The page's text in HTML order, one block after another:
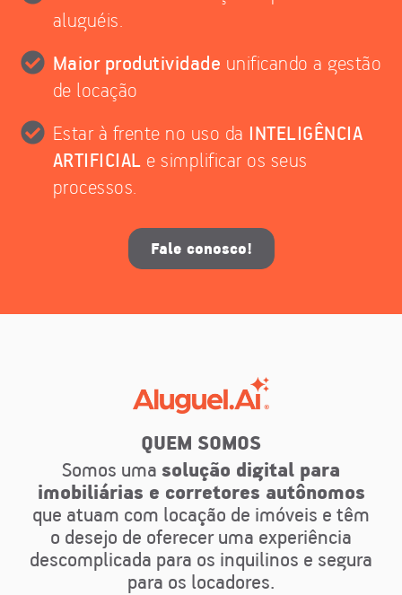
aluguéis.
Maior produtividade unificando a gestão
de locação
Estar à frente no uso da INTELIGÊNCIA
ARTIFICIAL e simplificar os seus
processos.
Fale conosco!
QUEM SOMOS
Somos uma solução digital para
imobiliárias e corretores autônomos
que atuam com locação de imóveis e têm
o desejo de oferecer uma experiência
descomplicada para os inquilinos e segura
para os locadores.